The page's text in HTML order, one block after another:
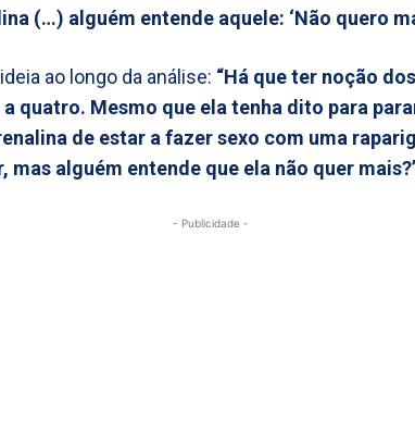
(…) alguém entende aquele: ‘Não quero
ao longo da análise: “Há que ter noção
quatro. Mesmo que ela tenha dito para
de estar a fazer sexo com uma
mas alguém entende que ela não quer
- Publicidade -